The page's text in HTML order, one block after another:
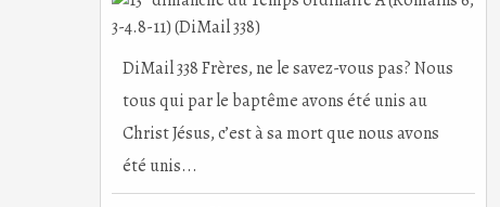
DiMail 338 Frères, ne le savez-vous pas? Nous
tous qui par le baptême avons été unis au
Christ Jésus, c’est à sa mort que nous avons
été unis...